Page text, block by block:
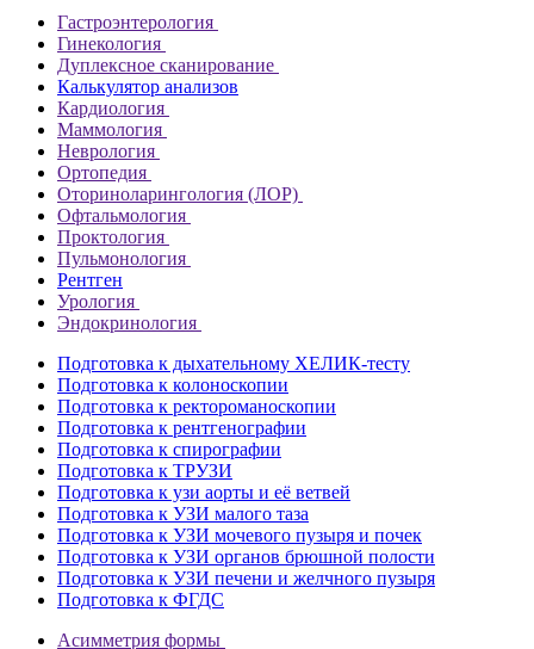
Гастроэнтерология
Гинекология
Дуплексное сканирование
Калькулятор анализов
Кардиология
Маммология
Неврология
Ортопедия
Оториноларингология (ЛОР)
Офтальмология
Проктология
Пульмонология
Рентген
Урология
Эндокринология
Подготовка к дыхательному ХЕЛИК-тесту
Подготовка к колоноскопии
Подготовка к ректороманоскопии
Подготовка к рентгенографии
Подготовка к спирографии
Подготовка к ТРУЗИ
Подготовка к узи аорты и её ветвей
Подготовка к УЗИ малого таза
Подготовка к УЗИ мочевого пузыря и почек
Подготовка к УЗИ органов брюшной полости
Подготовка к УЗИ печени и желчного пузыря
Подготовка к ФГДС
Асимметрия формы